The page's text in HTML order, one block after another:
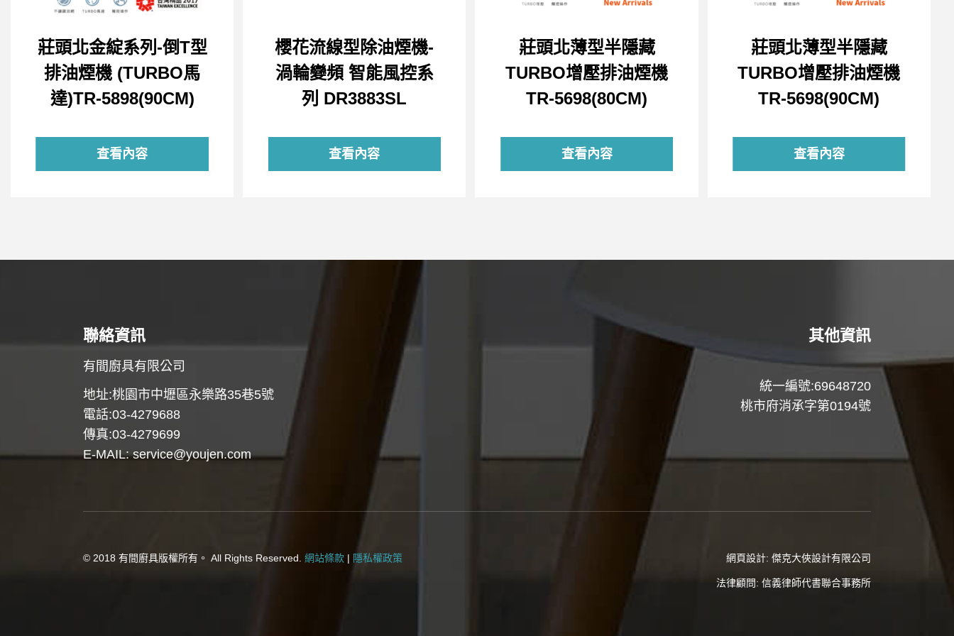
莊頭北金綻系列-倒T型
排油煙機 (TURBO馬
達)TR-5898(90CM)
查看內容
櫻花流線型除油煙機-
渦輪變頻 智能風控系
列 DR3883SL
查看內容
莊頭北薄型半隱藏
TURBO增壓排油煙機
TR-5698(80CM)
查看內容
莊頭北薄型半隱藏
TURBO增壓排油煙機
TR-5698(90CM)
查看內容
聯絡資訊
有間廚具有限公司
地址:桃園市中壢區永樂路35巷5號
電話:03-4279688
傳真:03-4279699
E-MAIL:service@youjen.com
其他資訊
統一編號:69648720
桃市府消承字第0194號
© 2018 有間廚具版權所有。 All Rights Reserved. 網站條款 | 隱私權政策 網頁設計: 傑克大俠設計有限公司
法律顧問: 信義律師代書聯合事務所